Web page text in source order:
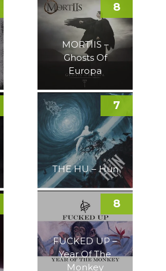
MORTIIS –
Ghosts Of
Europa
8
THE HU – Hun
7
FUCKED UP –
Year Of The
Monkey
8